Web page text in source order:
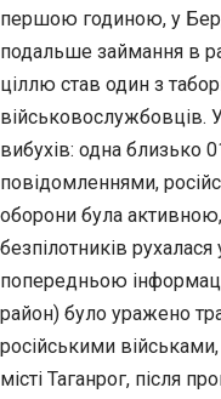
першою годиною, у
подальше займання в
ціллю став один з
військовослужбовців.
вибухів: одна близько
повідомленнями,
оборони була активною,
безпілотників
попередньою
район) було уражено
російськими
місті Таганрог, після